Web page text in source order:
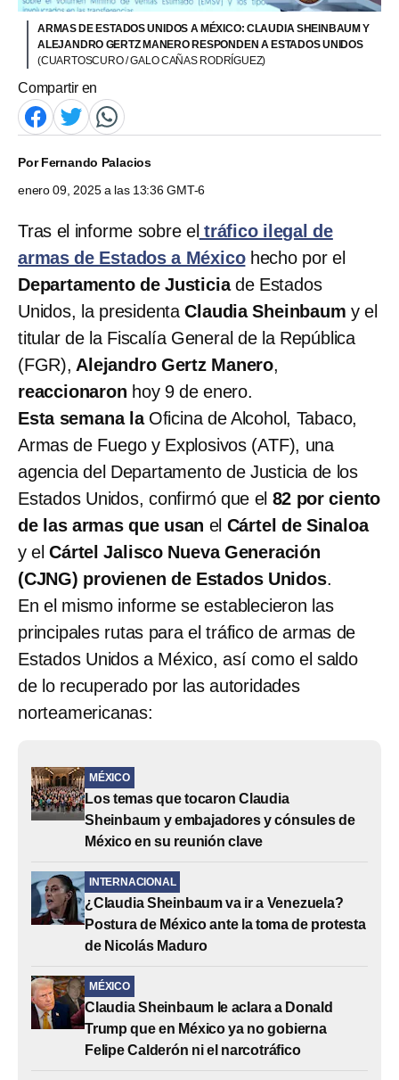
ARMAS DE ESTADOS UNIDOS A MÉXICO: CLAUDIA SHEINBAUM Y
ALEJANDRO GERTZ MANERO RESPONDEN A ESTADOS UNIDOS
(CUARTOSCURO / GALO CAÑAS RODRÍGUEZ)
Compartir en
PorFernando Palacios
enero 09, 2025 a las 13:36 GMT-6
Tras el informe sobre el tráfico ilegal de
armas de Estados a México hecho por el
Departamento de Justiciade Estados
Unidos, la presidentaClaudia Sheinbaumy el
titular de la Fiscalía General de la República
(FGR), Alejandro Gertz Manero,
reaccionaron hoy 9 de enero.
Esta semana la Oficina de Alcohol, Tabaco,
Armas de Fuego y Explosivos (ATF), una
agencia del Departamento de Justicia de los
Estados Unidos, confirmó que el 82 por ciento
de las armas que usan el Cártel de Sinaloa
y elCártel Jalisco Nueva Generación
(CJNG) provienen de Estados Unidos.
En el mismo informe se establecieron las
principales rutas para el tráfico de armas de
Estados Unidos a México, así como el saldo
de lo recuperado por las autoridades
norteamericanas:
MÉXICO
Los temas que tocaron Claudia
Sheinbaum y embajadores y cónsules de
México en su reunión clave
INTERNACIONAL
¿Claudia Sheinbaum va ir a Venezuela?
Postura de México ante la toma de protesta
de Nicolás Maduro
MÉXICO
Claudia Sheinbaum le aclara a Donald
Trump que en México ya no gobierna
Felipe Calderón ni el narcotráfico